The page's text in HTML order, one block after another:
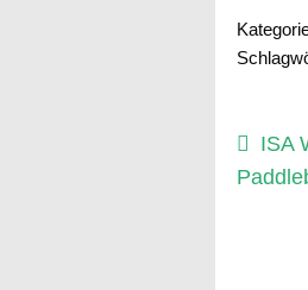
ISA